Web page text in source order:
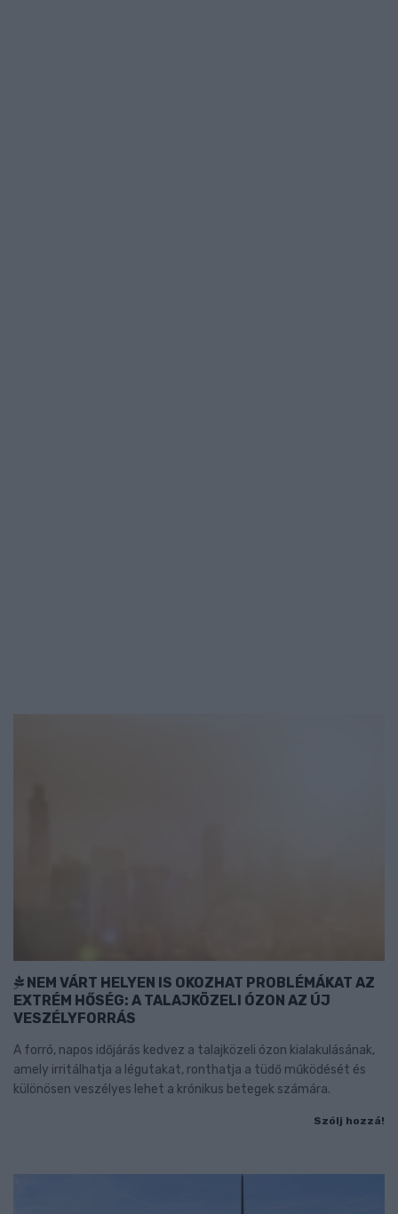
NEM VÁRT HELYEN IS OKOZHAT PROBLÉMÁKAT AZ
EXTRÉM HŐSÉG: A TALAJKÖZELI ÓZON AZ ÚJ
VESZÉLYFORRÁS
A forró, napos időjárás kedvez a talajközeli ózon kialakulásának,
amely irritálhatja a légutakat, ronthatja a tüdő működését és
különösen veszélyes lehet a krónikus betegek számára.
Szólj hozzá!